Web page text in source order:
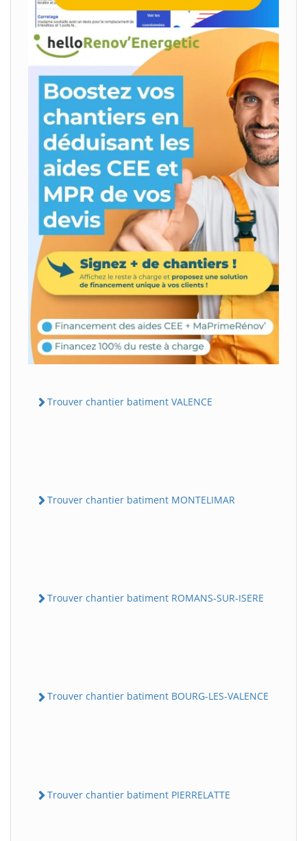
Trouver chantier batiment VALENCE
Trouver chantier batiment MONTELIMAR
Trouver chantier batiment ROMANS-SUR-ISERE
Trouver chantier batiment BOURG-LES-VALENCE
Trouver chantier batiment PIERRELATTE